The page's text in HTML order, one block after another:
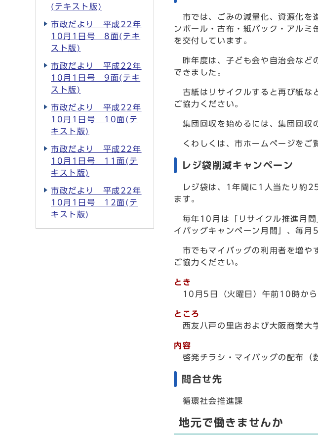
市では、ごみの減量化、資源化を
ンボール・古布・紙パック・アルミ
を交付しています。
昨年度は、子ども会や自治会など
できました。
古紙はリサイクルすると再び紙な
ご協力ください。
集団回収を始めるには、集団回収
くわしくは、市ホームページをご
レジ袋削減キャンペーン
レジ袋は、1年間に1人当たり約
ます。
毎年10月は「リサイクル推進月間
イバッグキャンペーン月間」、毎月
市でもマイバッグの利用者を増や
ご協力ください。
とき
10月5日（火曜日）午前10時から
ところ
西友八戸の里店および大阪商業大
内容
啓発チラシ・マイバッグの配布（
問合せ先
循環社会推進課
地元で働きませんか
(テキスト版)
市政だより 平成22年
10月1日号 8面(テキ
スト版)
市政だより 平成22年
10月1日号 9面(テキ
スト版)
市政だより 平成22年
10月1日号 10面(テ
キスト版)
市政だより 平成22年
10月1日号 11面(テ
キスト版)
市政だより 平成22年
10月1日号 12面(テ
キスト版)